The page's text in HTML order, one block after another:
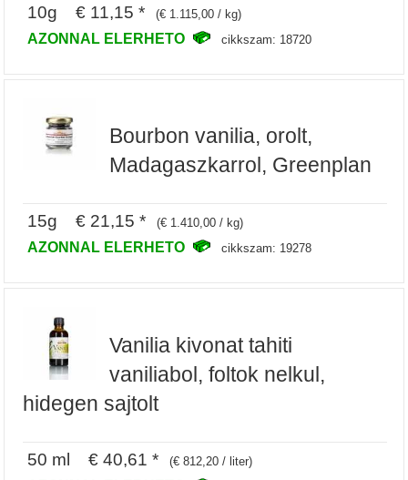
10g € 11,15 * (€ 1.115,00 / kg)
AZONNAL ELERHETO cikkszam: 18720
Bourbon vanilia, orolt,
Madagaszkarrol, Greenplan
15g € 21,15 * (€ 1.410,00 / kg)
AZONNAL ELERHETO cikkszam: 19278
Vanilia kivonat tahiti
vaniliabol, foltok nelkul,
hidegen sajtolt
50 ml € 40,61 * (€ 812,20 / liter)